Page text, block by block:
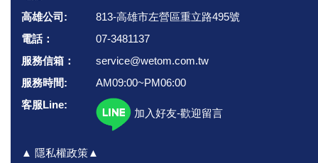
高雄公司:
813-高雄市左營區重立路495號
電話：
07-3481137
服務信箱：
service@wetom.com.tw
服務時間:
AM09:00~PM06:00
客服Line:
加入好友-歡迎留言
▲ 隱私權政策▲